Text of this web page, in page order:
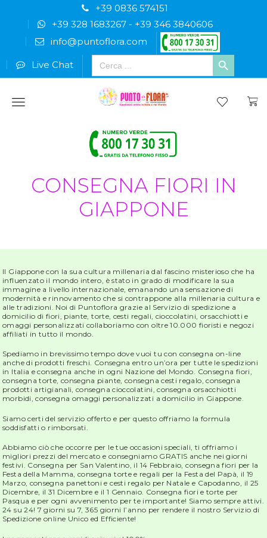
+39 0836 574151
+39 328 1683267- +39 346 3840606
info@puntoflora.com
Live Chat
Search
for:
Menu
CONSEGNA FIORI IN
GIAPPONE
Il Giappone con la sua cultura millenaria dal fascino misterioso che ha
influenzato il mondo intero, è stato in grado di modificare la sua
immagine a livello internazionale, emanando una sensazione di
modernità e rinnovamento che si contrappone alla millenaria cultura e
alle tradizioni. Noi di Puntoflora grazie al Servizio di spedizione a
domicilio di fiori, piante, torte, cesti regali, cioccolatini, orsacchiotti e
omaggi personalizzati collaboriamo con oltre 10.000 fioristi e negozi
affiliati in tutto il mondo.
Spediamo in brevissimo tempo dove vuoi tu con consegna on-line
anche di prodotti freschi. Consegna entro un’ora per tutte le spedizioni
in Italia e consegna anche in ogni Nazione del Mondo. Consegna fiori,
consegna torte, consegna piante, consegna cesti regalo, consegna
prodotti artigianali, consegna cioccolatini, consegna orsacchiotti
morbidi, consegna omaggi personalizzati a domicilio in Giappone.
Siamo certi del servizio offerto e per questo offriamo la formula
soddisfatti o rimborsati.
Abbiamo ciò che occorre per le tue occasioni speciali, ti offriamo i
migliori prezzi del mercato e consegniamo GRATIS anche nei giorni
festivi. Consegna per San Valentino, il 14 Febbraio, consegna fiori per la
Festa della Mamma, consegna torte e regali per la Festa del Papà, il 19
Marzo, consegna panettoni e cesti regalo per Natale e Capodanno, il 25
Dicembre, il 31 Dicembre e il 1 Gennaio. Consegna fiori e torte per
Pasqua e per ogni avvenimento per te importante! Siamo sempre attivi.
24 su 24! 7 giorni su 7, 365 giorni l’anno per rendere il nostro Servizio di
Spedizione online Unico ed Efficiente!